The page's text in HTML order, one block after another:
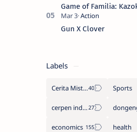
Game of Familia:
Gun X Clover
Labels
Cerita Misteri Sports
cerpen indonesia
economics health